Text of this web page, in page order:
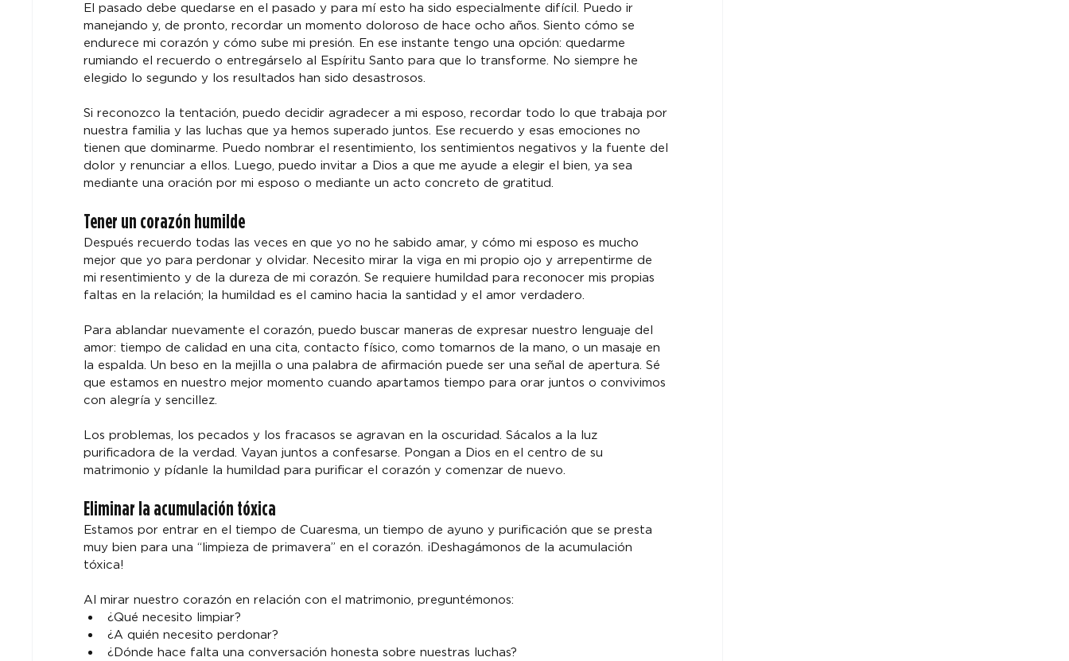
El pasado debe quedarse en el pasado y para mí esto ha sido especialmente difícil. Puedo ir
manejando y, de pronto, recordar un momento doloroso de hace ocho años. Siento cómo se
endurece mi corazón y cómo sube mi presión. En ese instante tengo una opción: quedarme
rumiando el recuerdo o entregárselo al Espíritu Santo para que lo transforme. No siempre he
elegido lo segundo y los resultados han sido desastrosos.
Si reconozco la tentación, puedo decidir agradecer a mi esposo, recordar todo lo que trabaja por
nuestra familia y las luchas que ya hemos superado juntos. Ese recuerdo y esas emociones no
tienen que dominarme. Puedo nombrar el resentimiento, los sentimientos negativos y la fuente del
dolor y renunciar a ellos. Luego, puedo invitar a Dios a que me ayude a elegir el bien, ya sea
mediante una oración por mi esposo o mediante un acto concreto de gratitud.
Tener un corazón humilde
Después recuerdo todas las veces en que yo no he sabido amar, y cómo mi esposo es mucho
mejor que yo para perdonar y olvidar. Necesito mirar la viga en mi propio ojo y arrepentirme de
mi resentimiento y de la dureza de mi corazón. Se requiere humildad para reconocer mis propias
faltas en la relación; la humildad es el camino hacia la santidad y el amor verdadero.
Para ablandar nuevamente el corazón, puedo buscar maneras de expresar nuestro lenguaje del
amor: tiempo de calidad en una cita, contacto físico, como tomarnos de la mano, o un masaje en
la espalda. Un beso en la mejilla o una palabra de afirmación puede ser una señal de apertura. Sé
que estamos en nuestro mejor momento cuando apartamos tiempo para orar juntos o convivimos
con alegría y sencillez.
Los problemas, los pecados y los fracasos se agravan en la oscuridad. Sácalos a la luz
purificadora de la verdad. Vayan juntos a confesarse. Pongan a Dios en el centro de su
matrimonio y pídanle la humildad para purificar el corazón y comenzar de nuevo.
Eliminar la acumulación tóxica
Estamos por entrar en el tiempo de Cuaresma, un tiempo de ayuno y purificación que se presta
muy bien para una “limpieza de primavera” en el corazón. ¡Deshagámonos de la acumulación
tóxica!
Al mirar nuestro corazón en relación con el matrimonio, preguntémonos:
¿Qué necesito limpiar?
¿A quién necesito perdonar?
¿Dónde hace falta una conversación honesta sobre nuestras luchas?